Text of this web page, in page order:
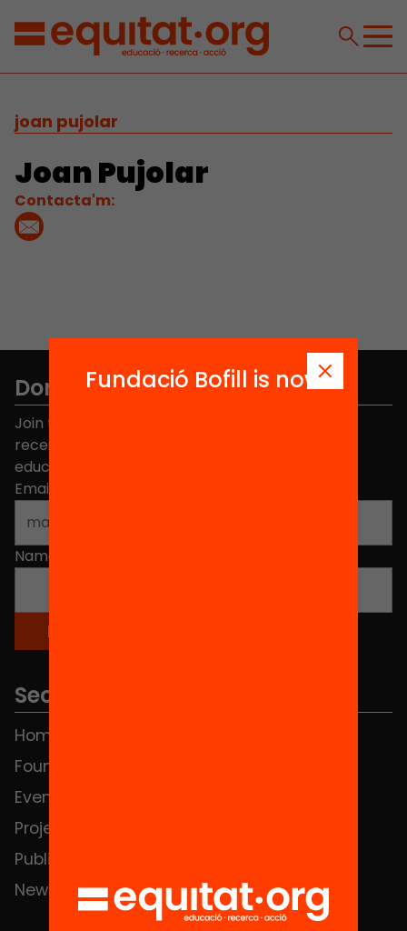
joan pujolar
Joan Pujolar
Contacta'm:
Don't miss anything.
Join the more than 40,000 people who already
receive news about initiatives and projects for
educational change in Catalonia.
Email address
Name
Sections
Home
Foundation
Events
Projects
Publications and videos
News
Fundació Bofill is now